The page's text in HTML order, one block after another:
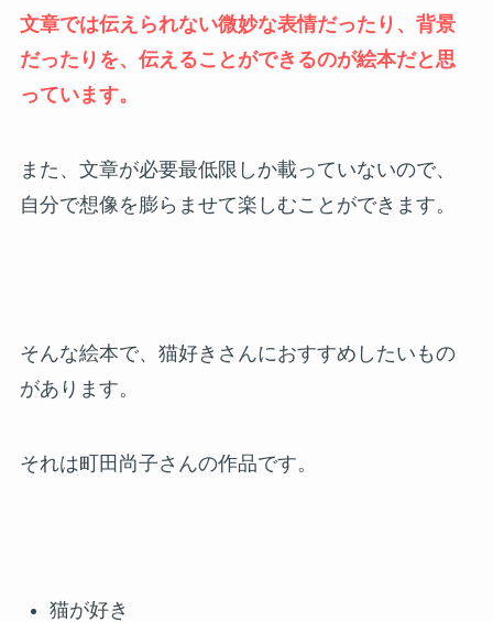
文章では伝えられない微妙な表情だったり、背景
だったりを、伝えることができるのが絵本だと思
っています。
また、文章が必要最低限しか載っていないので、
自分で想像を膨らませて楽しむことができます。
そんな絵本で、猫好きさんにおすすめしたいもの
があります。
それは町田尚子さんの作品です。
猫が好き